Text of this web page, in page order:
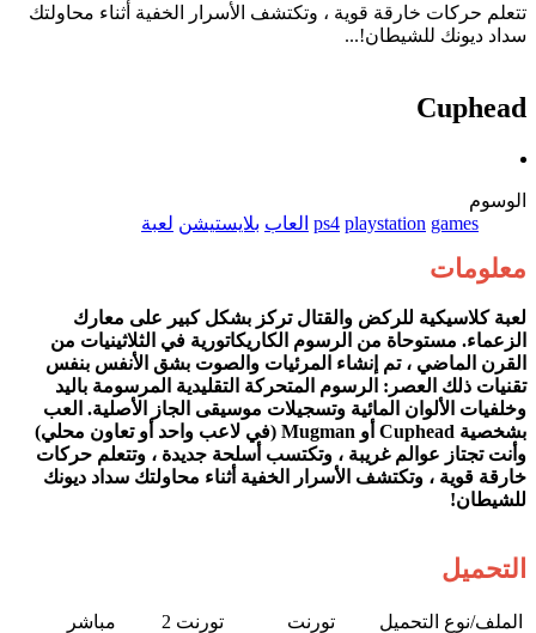
تتعلم حركات خارقة قوية ، وتكتشف الأسرار الخفية أثناء محاولتك
سداد ديونك للشيطان!...
Cuphead
الوسوم
games
playstation
ps4 العاب بلايستيشن لعبة
معلومات
لعبة كلاسيكية للركض والقتال تركز بشكل كبير على معارك
الزعماء. مستوحاة من الرسوم الكاريكاتورية في الثلاثينيات من
القرن الماضي ، تم إنشاء المرئيات والصوت بشق الأنفس بنفس
تقنيات ذلك العصر: الرسوم المتحركة التقليدية المرسومة باليد
وخلفيات الألوان المائية وتسجيلات موسيقى الجاز الأصلية. العب
بشخصية Cuphead أو Mugman (في لاعب واحد أو تعاون محلي)
وأنت تجتاز عوالم غريبة ، وتكتسب أسلحة جديدة ، وتتعلم حركات
خارقة قوية ، وتكتشف الأسرار الخفية أثناء محاولتك سداد ديونك
للشيطان!
التحميل
الملف/نوع التحميل​ تورنت​ تورنت 2​
مباشر​